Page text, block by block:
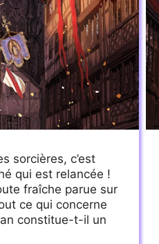
sorcières, c’est
qui est relancée !
fraîche parue sur
ce qui concerne
constitue-t-il un